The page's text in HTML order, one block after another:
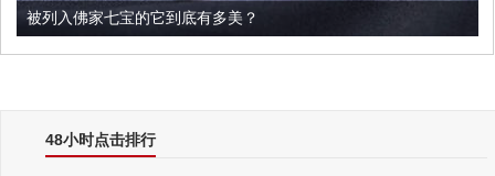
被列入佛家七宝的它到底有多美？
48小时点击排行